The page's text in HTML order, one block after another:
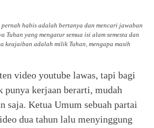
habis adalah bertanya dan mencari jawaban
Tuhan yang mengatur semua isi alam semesta dan
keajaiban adalah milik Tuhan, mengapa masih
video youtube lawas, tapi bagi
punya kerjaan berarti, mudah
saja. Ketua Umum sebuah partai
dua tahun lalu menyinggung